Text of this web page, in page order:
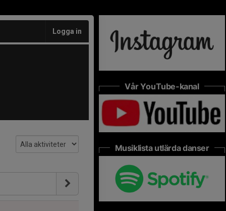
Logga in
Vår YouTube-kanal
Musiklista utlärda danser